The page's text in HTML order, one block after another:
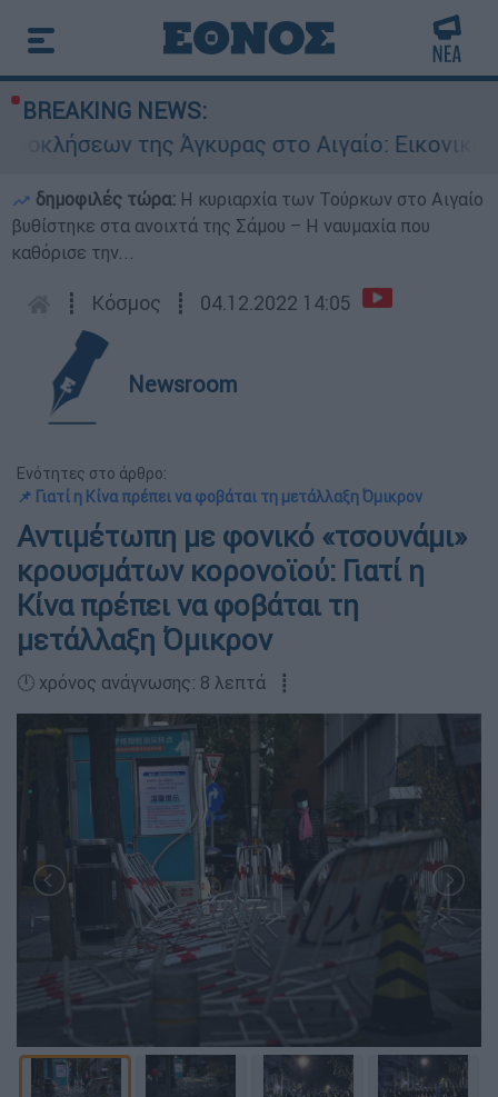
BREAKING NEWS:
της Άγκυρας στο Αιγαίο: Εικονική
δημοφιλές τώρα: Η κυριαρχία των Τούρκων στο Αιγαίο
βυθίστηκε στα ανοιχτά της Σάμου – Η ναυμαχία που
καθόρισε την...
┋ Κόσμος ┋ 04.12.2022 14:05
Newsroom
Ενότητες στο άρθρο:
📌 Γιατί η Κίνα πρέπει να φοβάται τη μετάλλαξη Όμικρον
Αντιμέτωπη με φονικό «τσουνάμι»
κρουσμάτων κορονοϊού: Γιατί η
Κίνα πρέπει να φοβάται τη
μετάλλαξη Όμικρον
🕛 χρόνος ανάγνωσης: 8 λεπτά ┋